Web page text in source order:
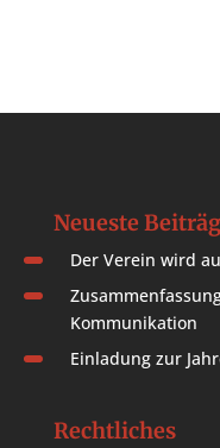
Neueste
Der Verein wird
Kommunikation
Einladung zur
Rechtliches